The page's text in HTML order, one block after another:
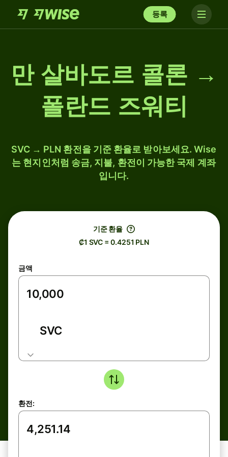
등록
만 살바도르 콜론 →
폴란드 즈워티
SVC → PLN 환전을 기준 환율로 받아보세요. Wise
는 현지인처럼 송금, 지불, 환전이 가능한 국제 계좌
입니다.
기준 환율
₡1 SVC = 0.4251 PLN
금액
SVC
환전: